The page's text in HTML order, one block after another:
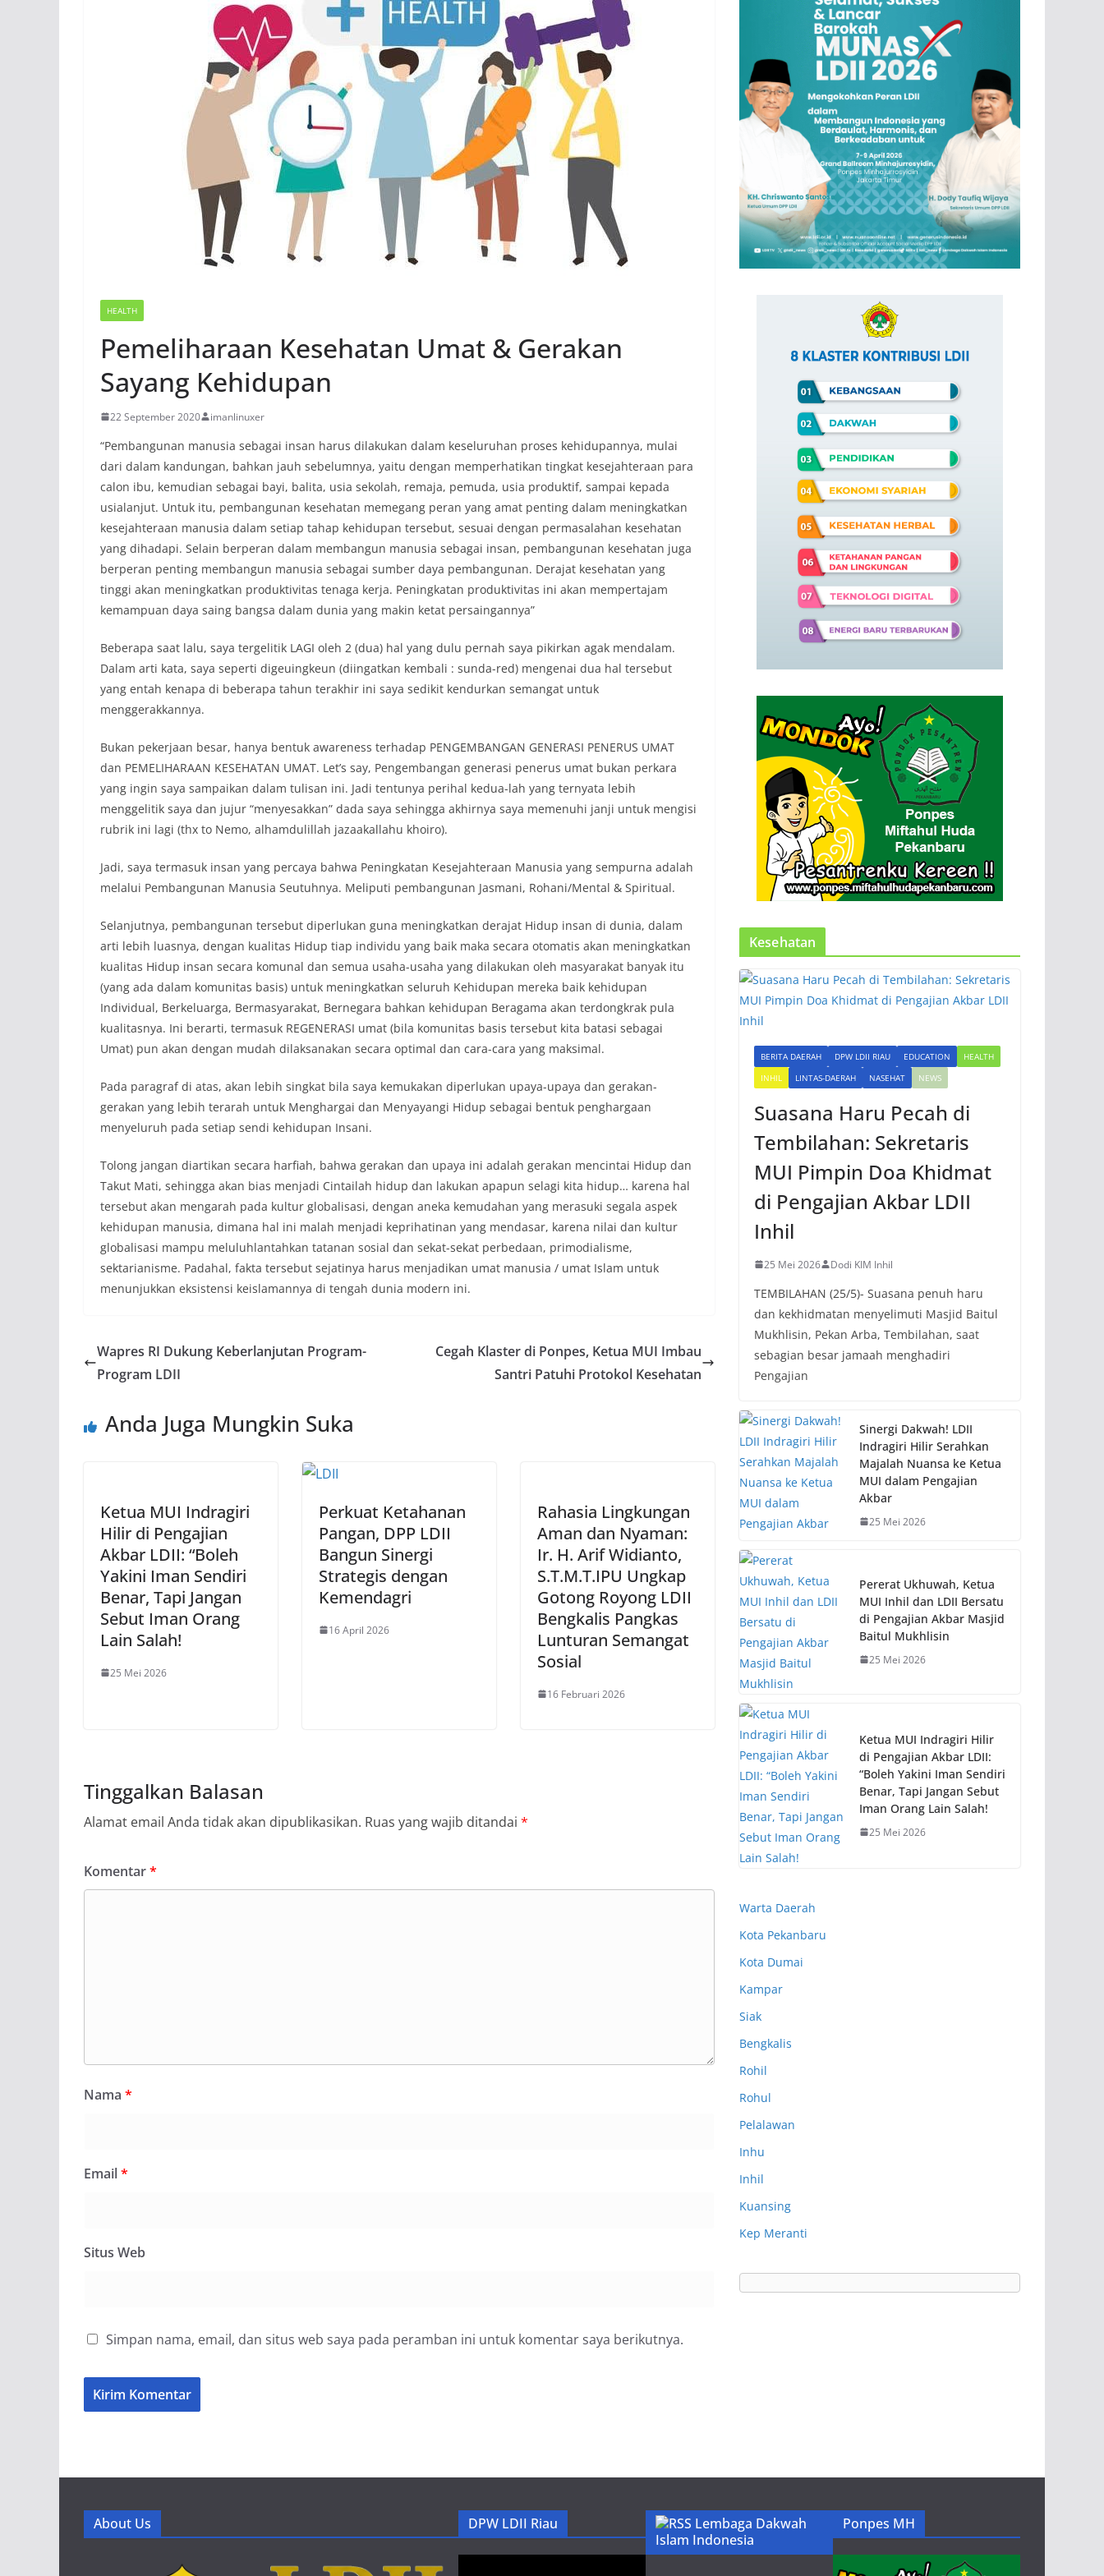
HEALTH
Pemeliharaan Kesehatan Umat & Gerakan
Sayang Kehidupan
22 September 2020 imanlinuxer
“Pembangunan manusia sebagai insan harus dilakukan dalam keseluruhan proses kehidupannya, mulai
dari dalam kandungan, bahkan jauh sebelumnya, yaitu dengan memperhatikan tingkat kesejahteraan para
calon ibu, kemudian sebagai bayi, balita, usia sekolah, remaja, pemuda, usia produktif, sampai kepada
usialanjut. Untuk itu, pembangunan kesehatan memegang peran yang amat penting dalam meningkatkan
kesejahteraan manusia dalam setiap tahap kehidupan tersebut, sesuai dengan permasalahan kesehatan
yang dihadapi. Selain berperan dalam membangun manusia sebagai insan, pembangunan kesehatan juga
berperan penting membangun manusia sebagai sumber daya pembangunan. Derajat kesehatan yang
tinggi akan meningkatkan produktivitas tenaga kerja. Peningkatan produktivitas ini akan mempertajam
kemampuan daya saing bangsa dalam dunia yang makin ketat persaingannya”
Beberapa saat lalu, saya tergelitik LAGI oleh 2 (dua) hal yang dulu pernah saya pikirkan agak mendalam.
Dalam arti kata, saya seperti digeuingkeun (diingatkan kembali : sunda-red) mengenai dua hal tersebut
yang entah kenapa di beberapa tahun terakhir ini saya sedikit kendurkan semangat untuk
menggerakkannya.
Bukan pekerjaan besar, hanya bentuk awareness terhadap PENGEMBANGAN GENERASI PENERUS UMAT
dan PEMELIHARAAN KESEHATAN UMAT. Let’s say, Pengembangan generasi penerus umat bukan perkara
yang ingin saya sampaikan dalam tulisan ini. Jadi tentunya perihal kedua-lah yang ternyata lebih
menggelitik saya dan jujur “menyesakkan” dada saya sehingga akhirnya saya memenuhi janji untuk mengisi
rubrik ini lagi (thx to Nemo, alhamdulillah jazaakallahu khoiro).
Jadi, saya termasuk insan yang percaya bahwa Peningkatan Kesejahteraan Manusia yang sempurna adalah
melalui Pembangunan Manusia Seutuhnya. Meliputi pembangunan Jasmani, Rohani/Mental & Spiritual.
Selanjutnya, pembangunan tersebut diperlukan guna meningkatkan derajat Hidup insan di dunia, dalam
arti lebih luasnya, dengan kualitas Hidup tiap individu yang baik maka secara otomatis akan meningkatkan
kualitas Hidup insan secara komunal dan semua usaha-usaha yang dilakukan oleh masyarakat banyak itu
(yang ada dalam komunitas basis) untuk meningkatkan seluruh Kehidupan mereka baik kehidupan
Individual, Berkeluarga, Bermasyarakat, Bernegara bahkan kehidupan Beragama akan terdongkrak pula
kualitasnya. Ini berarti, termasuk REGENERASI umat (bila komunitas basis tersebut kita batasi sebagai
Umat) pun akan dengan mudah dilaksanakan secara optimal dan cara-cara yang maksimal.
Pada paragraf di atas, akan lebih singkat bila saya kemukakan diperlukan upaya-upaya dan gerakan-
gerakan yang lebih terarah untuk Menghargai dan Menyayangi Hidup sebagai bentuk penghargaan
menyeluruh pada setiap sendi kehidupan Insani.
Tolong jangan diartikan secara harfiah, bahwa gerakan dan upaya ini adalah gerakan mencintai Hidup dan
Takut Mati, sehingga akan bias menjadi Cintailah hidup dan lakukan apapun selagi kita hidup… karena hal
tersebut akan mengarah pada kultur globalisasi, dengan aneka kemudahan yang merasuki segala aspek
kehidupan manusia, dimana hal ini malah menjadi keprihatinan yang mendasar, karena nilai dan kultur
globalisasi mampu meluluhlantahkan tatanan sosial dan sekat-sekat perbedaan, primodialisme,
sektarianisme. Padahal, fakta tersebut sejatinya harus menjadikan umat manusia / umat Islam untuk
menunjukkan eksistensi keislamannya di tengah dunia modern ini.
Wapres RI Dukung Keberlanjutan Program-
Program LDII
Cegah Klaster di Ponpes, Ketua MUI Imbau
Santri Patuhi Protokol Kesehatan
Anda Juga Mungkin Suka
Ketua MUI Indragiri
Hilir di Pengajian
Akbar LDII: “Boleh
Yakini Iman Sendiri
Benar, Tapi Jangan
Sebut Iman Orang
Lain Salah!
25 Mei 2026
Perkuat Ketahanan
Pangan, DPP LDII
Bangun Sinergi
Strategis dengan
Kemendagri
16 April 2026
Rahasia Lingkungan
Aman dan Nyaman:
Ir. H. Arif Widianto,
S.T.M.T.IPU Ungkap
Gotong Royong LDII
Bengkalis Pangkas
Lunturan Semangat
Sosial
16 Februari 2026
Tinggalkan Balasan
Alamat email Anda tidak akan dipublikasikan. Ruas yang wajib ditandai *
Komentar*
Nama *
Email*
Situs Web
Simpan nama, email, dan situs web saya pada peramban ini untuk komentar saya berikutnya.
Kesehatan
BERITA DAERAH DPW LDII RIAU EDUCATION
HEALTH
INHIL
LINTAS-DAERAH NASEHAT NEWS
Suasana Haru Pecah di
Tembilahan: Sekretaris
MUI Pimpin Doa Khidmat
di Pengajian Akbar LDII
Inhil
25 Mei 2026 Dodi KIM Inhil
TEMBILAHAN (25/5)- Suasana penuh haru
dan kekhidmatan menyelimuti Masjid Baitul
Mukhlisin, Pekan Arba, Tembilahan, saat
sebagian besar jamaah menghadiri
Pengajian
Sinergi Dakwah! LDII
Indragiri Hilir Serahkan
Majalah Nuansa ke Ketua
MUI dalam Pengajian
Akbar
25 Mei 2026
Pererat Ukhuwah, Ketua
MUI Inhil dan LDII Bersatu
di Pengajian Akbar Masjid
Baitul Mukhlisin
25 Mei 2026
Ketua MUI Indragiri Hilir
di Pengajian Akbar LDII:
“Boleh Yakini Iman Sendiri
Benar, Tapi Jangan Sebut
Iman Orang Lain Salah!
25 Mei 2026
Warta Daerah
Kota Pekanbaru
Kota Dumai
Kampar
Siak
Bengkalis
Rohil
Rohul
Pelalawan
Inhu
Inhil
Kuansing
Kep Meranti
About Us DPW LDII Riau
Lembaga Dakwah
Islam Indonesia
Ponpes MH